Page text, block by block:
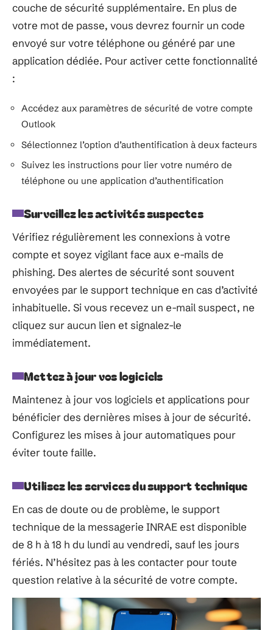
couche de sécurité supplémentaire. En plus de
votre mot de passe, vous devrez fournir un code
envoyé sur votre téléphone ou généré par une
application dédiée. Pour activer cette fonctionnalité
:
Accédez aux paramètres de sécurité de votre compte
Outlook
Sélectionnez l’option d’authentification à deux facteurs
Suivez les instructions pour lier votre numéro de
téléphone ou une application d’authentification
Surveillez les activités suspectes
Vérifiez régulièrement les connexions à votre
compte et soyez vigilant face aux e-mails de
phishing. Des alertes de sécurité sont souvent
envoyées par le support technique en cas d’activité
inhabituelle. Si vous recevez un e-mail suspect, ne
cliquez sur aucun lien et signalez-le
immédiatement.
Mettez à jour vos logiciels
Maintenez à jour vos logiciels et applications pour
bénéficier des dernières mises à jour de sécurité.
Configurez les mises à jour automatiques pour
éviter toute faille.
Utilisez les services du support technique
En cas de doute ou de problème, le support
technique de la messagerie INRAE est disponible
de 8 h à 18 h du lundi au vendredi, sauf les jours
fériés. N’hésitez pas à les contacter pour toute
question relative à la sécurité de votre compte.